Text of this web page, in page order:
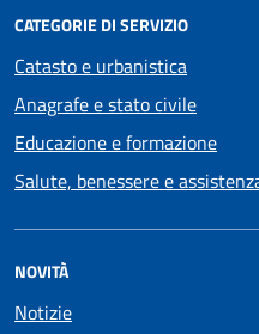
CATEGORIE DI SERVIZIO
Catasto e urbanistica
Anagrafe e stato civile
Educazione e formazione
Salute, benessere e
NOVITÀ
Notizie